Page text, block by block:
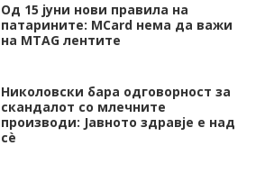
Од 15 јуни нови правила на
патарините: MCard нема да важи
на MTAG лентите
Николовски бара одговорност за
скандалот со млечните
производи: Јавното здравје е над
сѐ